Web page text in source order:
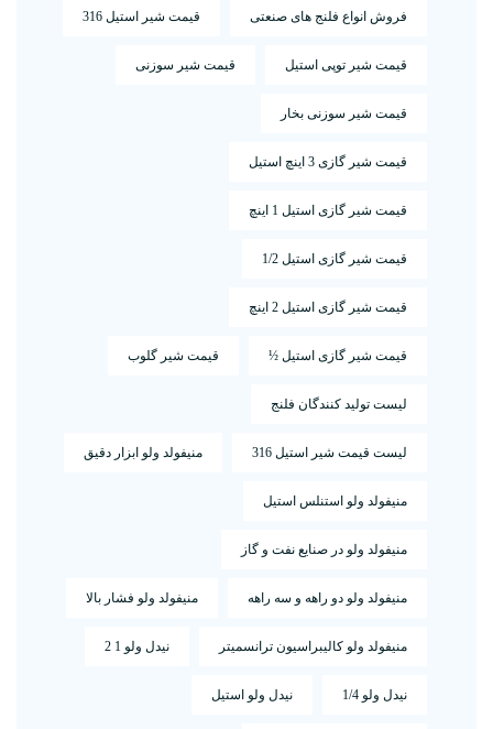
فروش انواع فلنج های صنعتی قیمت شیر استیل 316
قیمت شیر توپی استیل قیمت شیر سوزنی
قیمت شیر سوزنی بخار
قیمت شیر گازی 3 اینچ استیل
قیمت شیر گازی استیل 1 اینچ
قیمت شیر گازی استیل 1/2
قیمت شیر گازی استیل 2 اینچ
قیمت شیر گازی استیل ½ قیمت شیر گلوب
لیست تولید کنندگان فلنج
لیست قیمت شیر استیل 316 منیفولد ولو ابزار دقیق
منیفولد ولو استنلس استیل
منیفولد ولو در صنایع نفت و گاز
منیفولد ولو دو راهه و سه راهه منیفولد ولو فشار بالا
منیفولد ولو کالیبراسیون ترانسمیتر نیدل ولو 1 2
نیدل ولو 1/4 نیدل ولو استیل